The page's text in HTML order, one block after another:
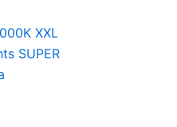
XXL
SUPER